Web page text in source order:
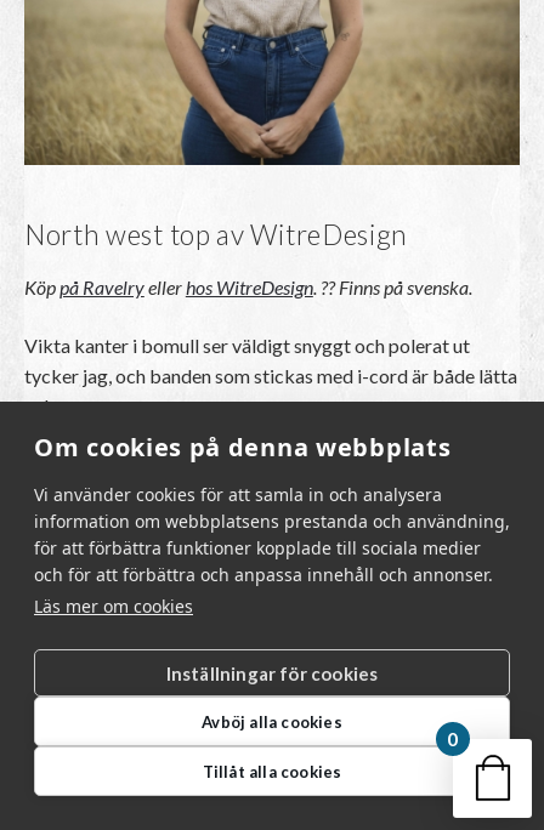
Om cookies på denna webbplats
Vi använder cookies för att samla in och analysera
information om webbplatsens prestanda och användning,
för att förbättra funktioner kopplade till sociala medier
och för att förbättra och anpassa innehåll och annonser.
Läs mer om cookies
Inställningar för cookies
Avböj alla cookies
Tillåt alla cookies
North west top av WitreDesign
Köppå Ravelryellerhos WitreDesign. ?? Finns på svenska.
Vikta kanter i bomull ser väldigt snyggt och polerat ut
tycker jag, och banden som stickas med i-cord är både lätta
och snygga.
Din
0